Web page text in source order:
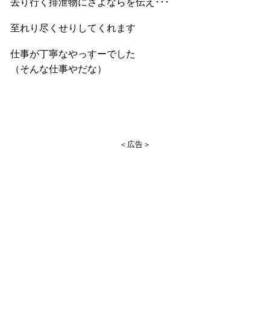
至れり尽くせりしてくれます
仕事が丁寧なやっすーでした
（そんな仕事やだな）
＜広告＞